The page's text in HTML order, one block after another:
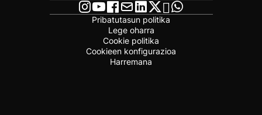
Pribatutasun politika
Lege oharra
Cookie politika
Cookieen konfigurazioa
Harremana